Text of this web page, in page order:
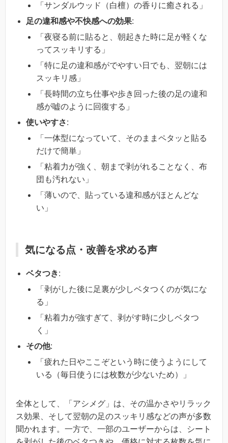
「サンダルウッド（白檀）の香りに癒される」
足の違和感や不快感への効果:
「夜寝る前に貼ると、朝起きた時に足が軽くな
ってスッキリする」
「特に足の違和感がでやすい日でも、翌朝には
スッキリ感」
「長時間の立ち仕事や歩き回った後の足の違和
感が嘘のように回復する」
使いやすさ:
「一体型になっていて、そのままペタッと貼る
だけで簡単」
「粘着力が強く、朝まで剥がれることなく、布
団も汚れない」
「薄いので、貼っている違和感がほとんどな
い」
気になる点・改善を求める声
ベタつき:
「剥がした後に足裏が少しベタつくのが気にな
る」
「粘着力が強すぎて、剥がす時に少しベタつ
く」
その他:
「疲れた日やここぞという時に使うようにして
いる（毎日使うには枚数が少ないため）」
全体として、「アシメグ」は、その温かさやリラック
ス効果、そして翌朝の足のスッキリ感などの声が多数
聞かれます。一方で、一部のユーザーからは、シート